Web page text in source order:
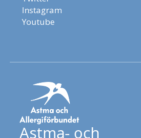
Instagram
Youtube
Astma- och